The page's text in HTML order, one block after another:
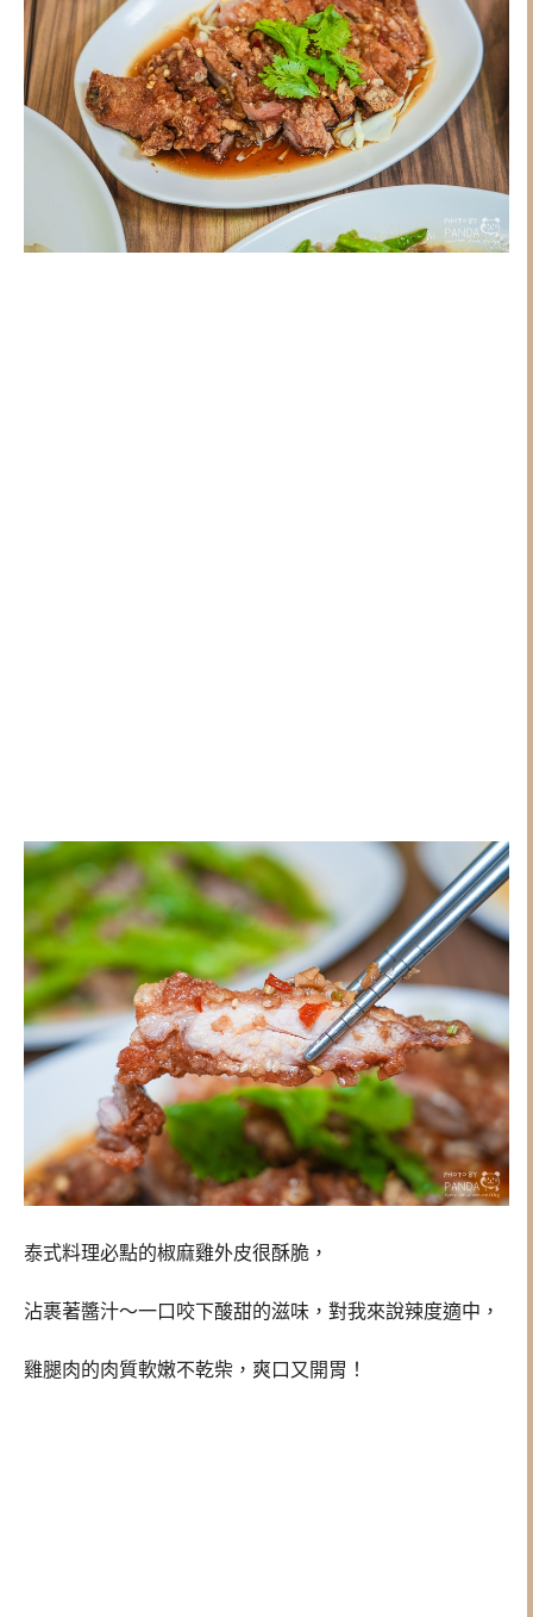
泰式料理必點的椒麻雞外皮很酥脆，
沾裹著醬汁～一口咬下酸甜的滋味，對我來說辣度適中，
雞腿肉的肉質軟嫩不乾柴，爽口又開胃！